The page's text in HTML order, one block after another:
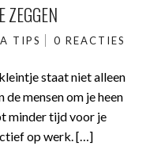
ZEGGEN
TIPS 0 REACTIES
staat niet alleen
mensen om je heen
minder tijd voor je
op werk. […]